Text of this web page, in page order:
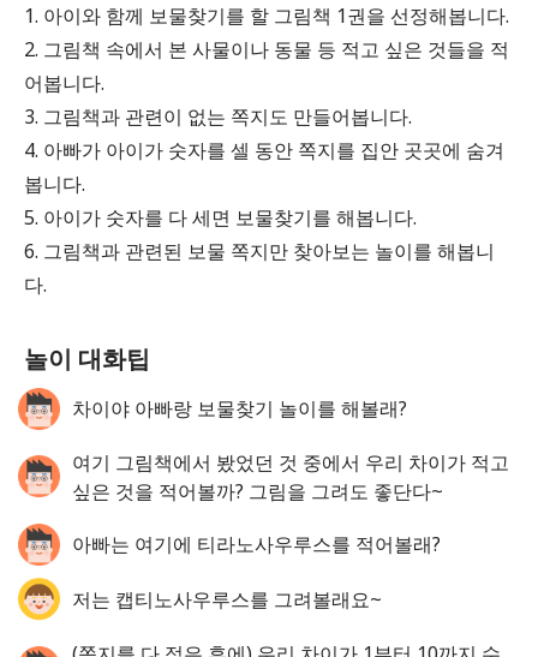
1. 아이와 함께 보물찾기를 할 그림책 1권을 선정해봅니다.
2. 그림책 속에서 본 사물이나 동물 등 적고 싶은 것들을 적
어봅니다.
3. 그림책과 관련이 없는 쪽지도 만들어봅니다.
4. 아빠가 아이가 숫자를 셀 동안 쪽지를 집안 곳곳에 숨겨
봅니다.
5. 아이가 숫자를 다 세면 보물찾기를 해봅니다.
6. 그림책과 관련된 보물 쪽지만 찾아보는 놀이를 해봅니
다.
놀이 대화팁
차이야 아빠랑 보물찾기 놀이를 해볼래?
여기 그림책에서 봤었던 것 중에서 우리 차이가 적고
싶은 것을 적어볼까? 그림을 그려도 좋단다~
아빠는 여기에 티라노사우루스를 적어볼래?
저는 캡티노사우루스를 그려볼래요~